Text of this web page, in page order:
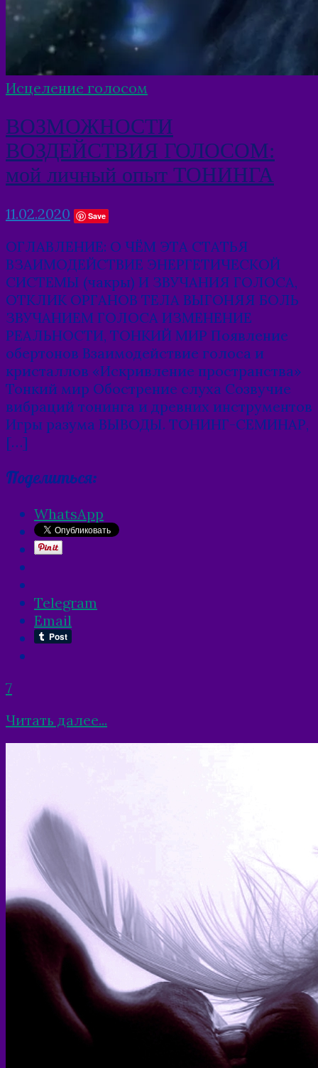
Исцеление голосом
ВОЗМОЖНОСТИ
ВОЗДЕЙСТВИЯ ГОЛОСОМ:
мой личный опыт ТОНИНГА
11.02.2020 Save
ОГЛАВЛЕНИЕ: О ЧЁМ ЭТА СТАТЬЯ
ВЗАИМОДЕЙСТВИЕ ЭНЕРГЕТИЧЕСКОЙ
СИСТЕМЫ (чакры) И ЗВУЧАНИЯ ГОЛОСА,
ОТКЛИК ОРГАНОВ ТЕЛА ВЫГОНЯЯ БОЛЬ
ЗВУЧАНИЕМ ГОЛОСА ИЗМЕНЕНИЕ
РЕАЛЬНОСТИ, ТОНКИЙ МИР Появление
обертонов Взаимодействие голоса и
кристаллов «Искривление пространства»
Тонкий мир Обострение слуха Созвучие
вибраций тонинга и древних инструментов
Игры разума ВЫВОДЫ. ТОНИНГ-СЕМИНАР,
[…]
Поделиться:
WhatsApp
Telegram
Email
7
Читать далее...